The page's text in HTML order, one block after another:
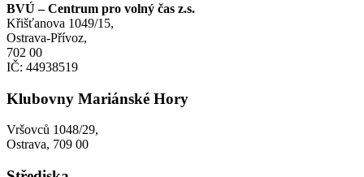
BVÚ – Centrum pro volný čas z.s.
Křišťanova 1049/15,
Ostrava-Přívoz,
702 00
IČ: 44938519
Klubovny Mariánské Hory
Vršovců 1048/29,
Ostrava, 709 00